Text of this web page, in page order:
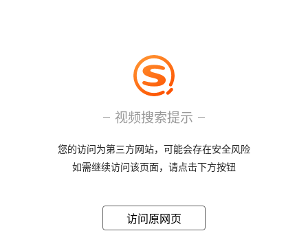
视频搜索提示
您的访问为第三方网站，可能会存在安全风险
如需继续访问该页面，请点击下方按钮
访问原网页